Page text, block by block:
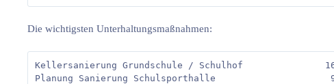
Die wichtigsten Unterhaltungsmaßnahmen:
Kellersanierung Grundschule / Schulhof
Planung Sanierung Schulsporthalle